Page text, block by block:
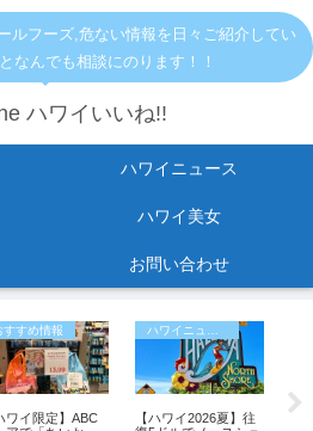
ルフーズ,危ない情報を日々ご紹介してい
なんでも相談にのります！！
ハワイいいね!!
ハワイニュース
ハワイ美女
お問い合わせ
すすめ情報
ワイ限定】ABC
【ハワイ2026夏】往